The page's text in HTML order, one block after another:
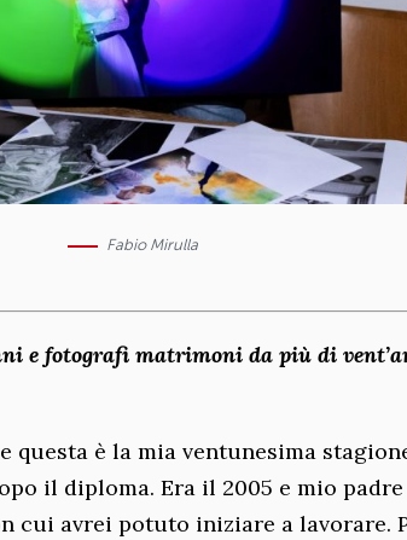
Fabio Mirulla
e fotografi matrimoni da più di
questa è la mia ventunesima
il diploma. Era il 2005 e mio padre
cui avrei potuto iniziare a lavorare.